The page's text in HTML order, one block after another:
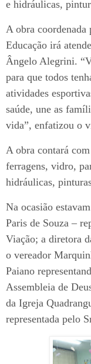
e hidráulicas,
A obra coordenada
Educação irá
Ângelo Alegrini.
para que todos
atividades
saúde, une as
vida”, enfatizou o
A obra contará
ferragens, vidro,
hidráulicas,
Na ocasião
Paris de Souza –
Viação; a diretora
o vereador
Paiano
Assembleia de
da Igreja
representada pelo